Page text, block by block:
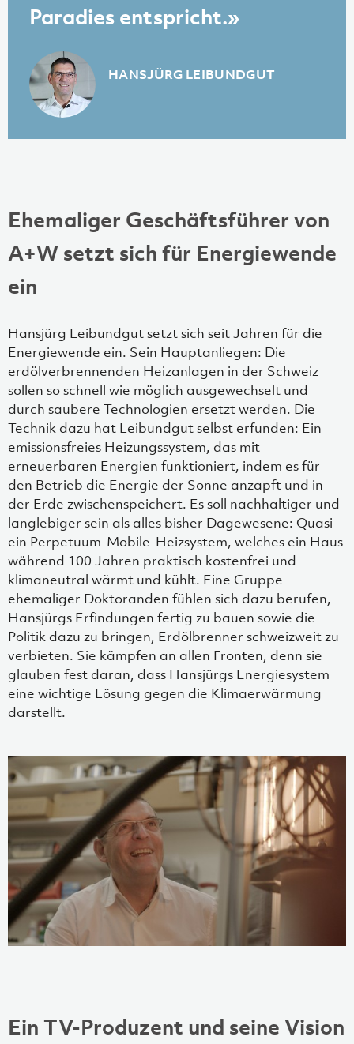
Paradies entspricht.»
HANSJÜRG LEIBUNDGUT
Ehemaliger Geschäftsführer von
A+W setzt sich für Energiewende
ein
Hansjürg Leibundgut setzt sich seit Jahren für die
Energiewende ein. Sein Hauptanliegen: Die
erdölverbrennenden Heizanlagen in der Schweiz
sollen so schnell wie möglich ausgewechselt und
durch saubere Technologien ersetzt werden. Die
Technik dazu hat Leibundgut selbst erfunden: Ein
emissionsfreies Heizungssystem, das mit
erneuerbaren Energien funktioniert, indem es für
den Betrieb die Energie der Sonne anzapft und in
der Erde zwischenspeichert. Es soll nachhaltiger und
langlebiger sein als alles bisher Dagewesene: Quasi
ein Perpetuum-Mobile-Heizsystem, welches ein Haus
während 100 Jahren praktisch kostenfrei und
klimaneutral wärmt und kühlt. Eine Gruppe
ehemaliger Doktoranden fühlen sich dazu berufen,
Hansjürgs Erfindungen fertig zu bauen sowie die
Politik dazu zu bringen, Erdölbrenner schweizweit zu
verbieten. Sie kämpfen an allen Fronten, denn sie
glauben fest daran, dass Hansjürgs Energiesystem
eine wichtige Lösung gegen die Klimaerwärmung
darstellt.
Ein TV-Produzent und seine Vision